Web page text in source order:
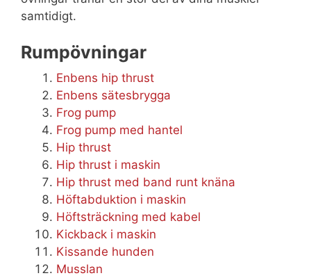
samtidigt.
Rumpövningar
Enbens hip thrust
Enbens sätesbrygga
Frog pump
Frog pump med hantel
Hip thrust
Hip thrust i maskin
Hip thrust med band runt knäna
Höftabduktion i maskin
Höftsträckning med kabel
Kickback i maskin
Kissande hunden
Musslan